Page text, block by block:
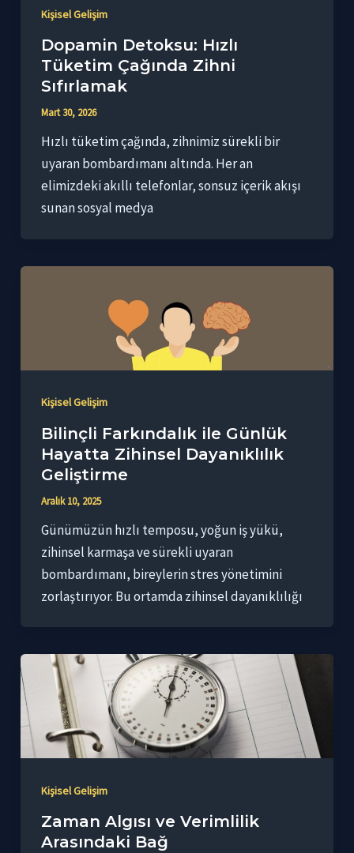
Kişisel Gelişim
Dopamin Detoksu: Hızlı
Tüketim Çağında Zihni
Sıfırlamak
Mart 30, 2026
Hızlı tüketim çağında, zihnimiz sürekli bir
uyaran bombardımanı altında. Her an
elimizdeki akıllı telefonlar, sonsuz içerik akışı
sunan sosyal medya
Kişisel Gelişim
Bilinçli Farkındalık ile Günlük
Hayatta Zihinsel Dayanıklılık
Geliştirme
Aralık 10, 2025
Günümüzün hızlı temposu, yoğun iş yükü,
zihinsel karmaşa ve sürekli uyaran
bombardımanı, bireylerin stres yönetimini
zorlaştırıyor. Bu ortamda zihinsel dayanıklılığı
Kişisel Gelişim
Zaman Algısı ve Verimlilik
Arasındaki Bağ